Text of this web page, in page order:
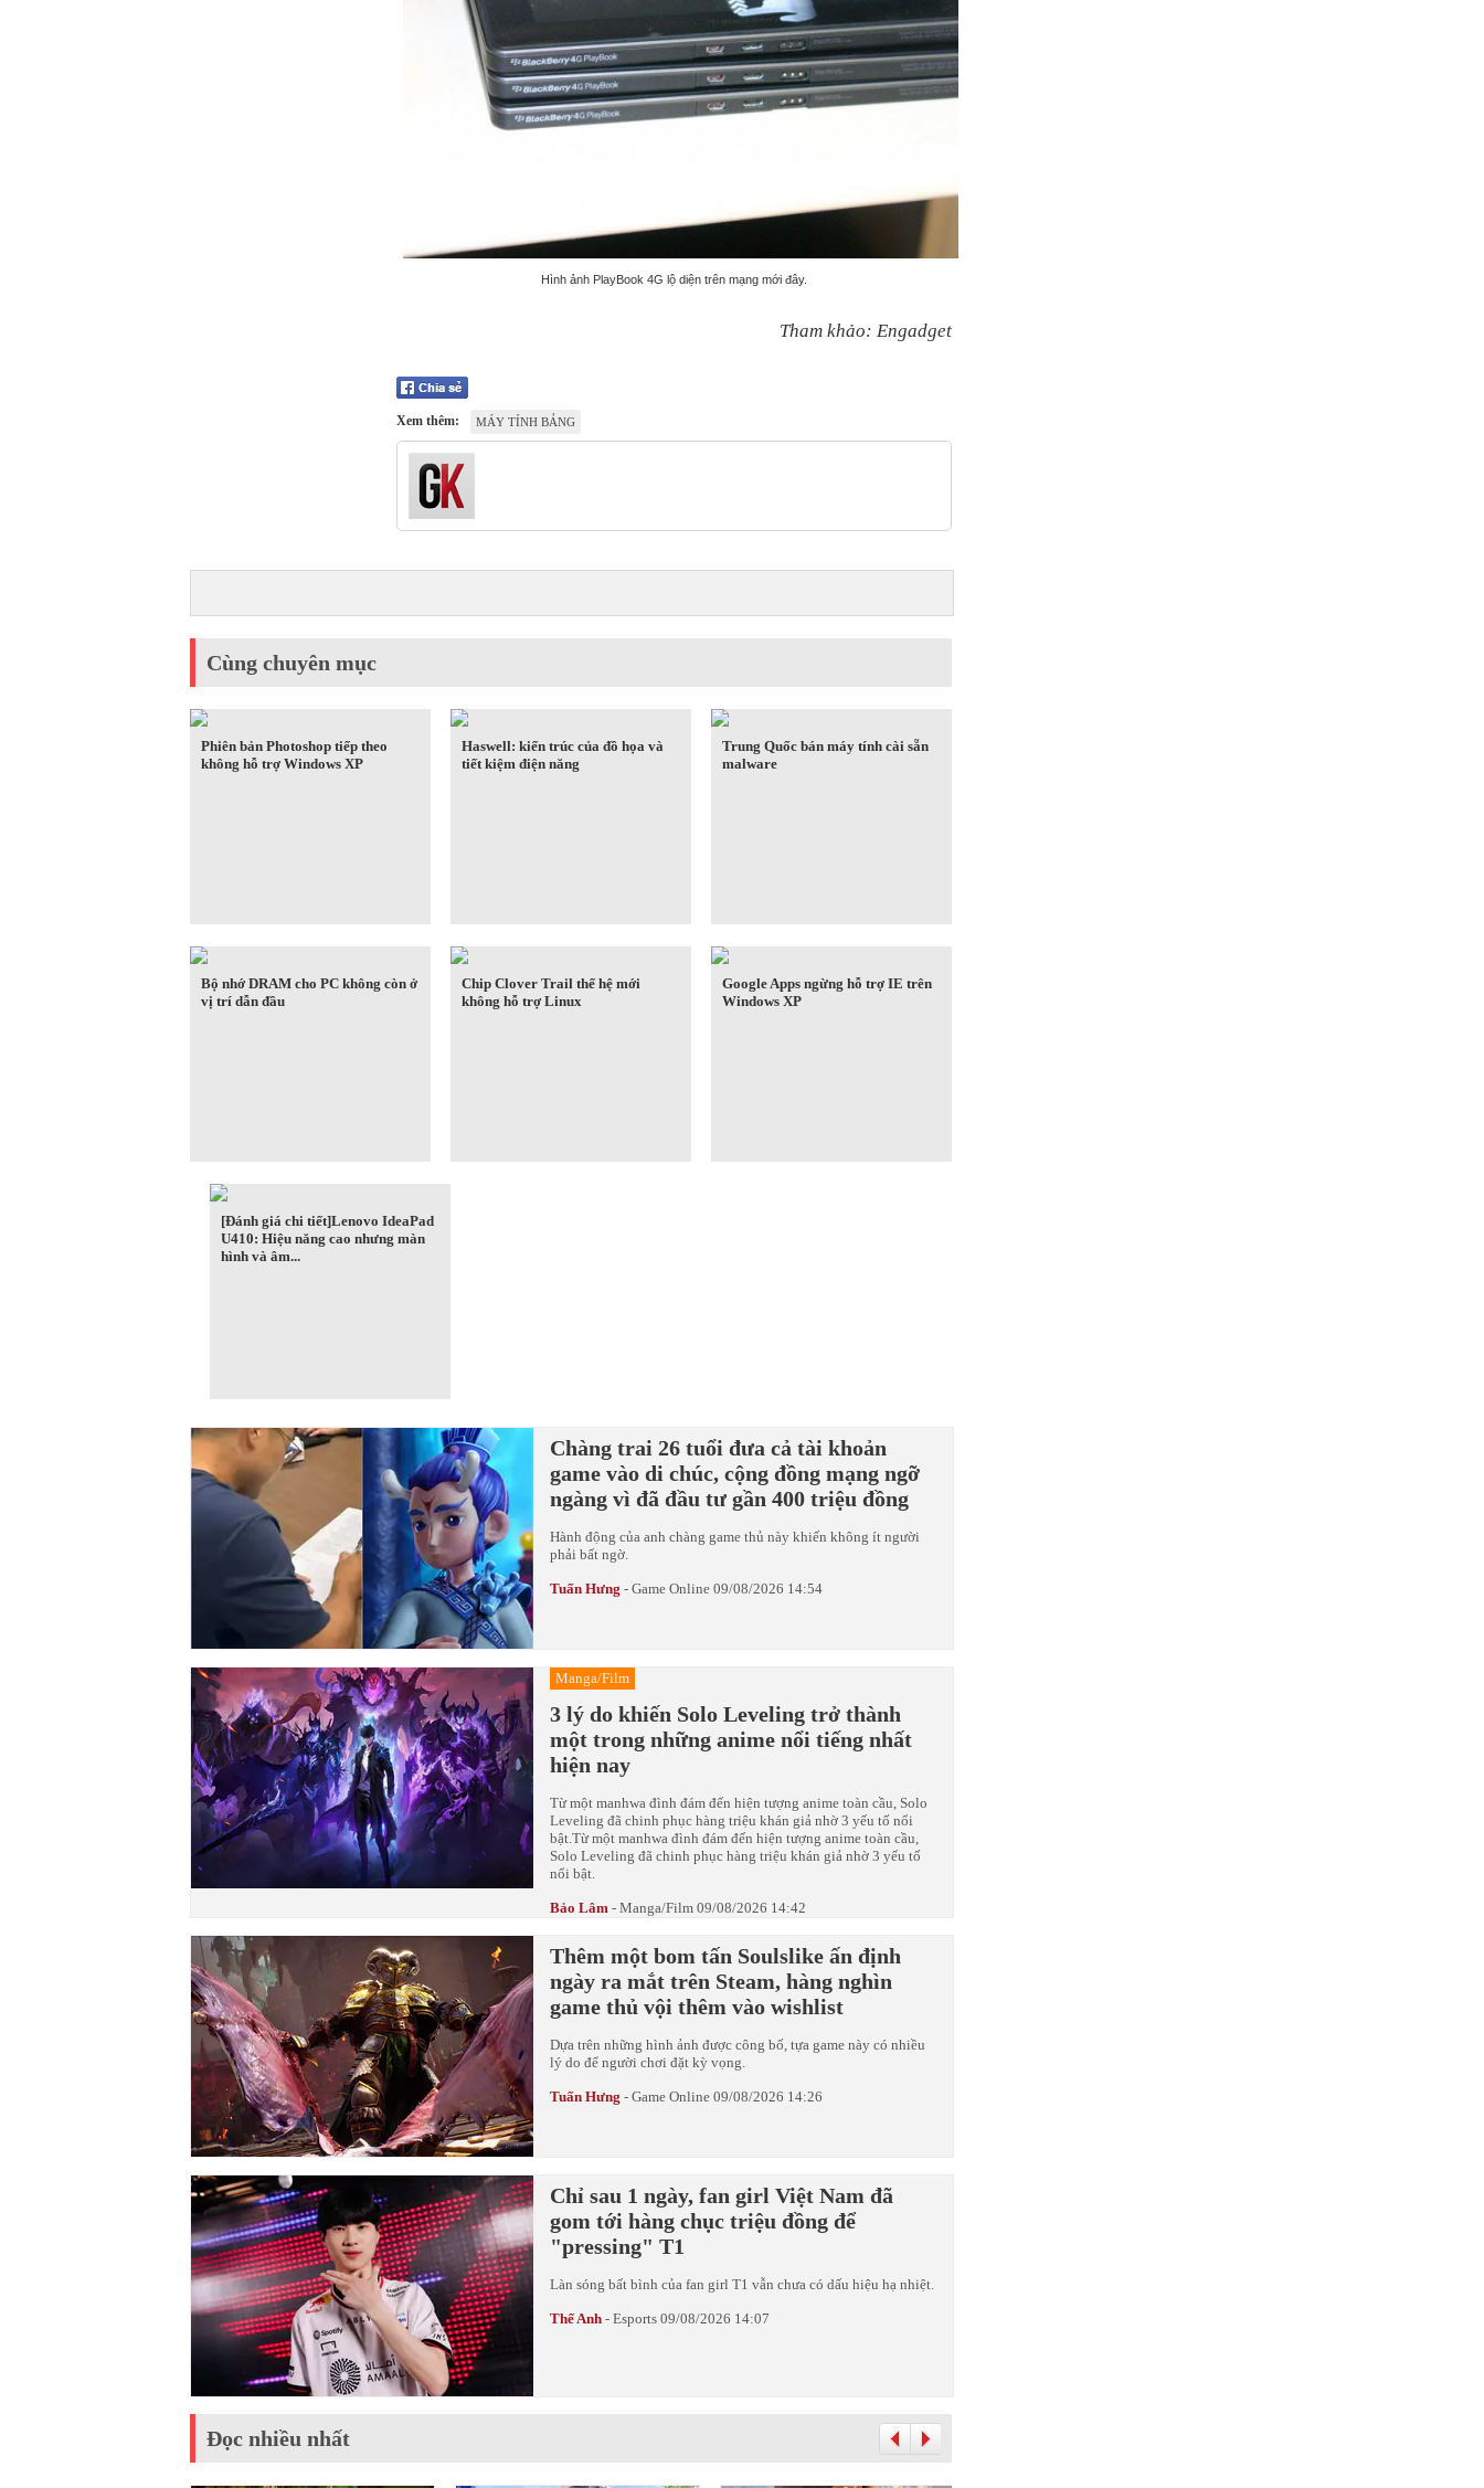
Hình ảnh PlayBook 4G lộ diện trên mạng mới đây.
Tham khảo: Engadget
Xem thêm: MÁY TÍNH BẢNG
Cùng chuyên mục
Phiên bản Photoshop tiếp theo
không hỗ trợ Windows XP
Haswell: kiến trúc của đồ họa và
tiết kiệm điện năng
Trung Quốc bán máy tính cài sẵn
malware
Bộ nhớ DRAM cho PC không còn ở
vị trí dẫn đầu
Chip Clover Trail thế hệ mới
không hỗ trợ Linux
Google Apps ngừng hỗ trợ IE trên
Windows XP
[Đánh giá chi tiết]Lenovo IdeaPad
U410: Hiệu năng cao nhưng màn
hình và âm...
Chàng trai 26 tuổi đưa cả tài khoản
game vào di chúc, cộng đồng mạng ngỡ
ngàng vì đã đầu tư gần 400 triệu đồng
Hành động của anh chàng game thủ này khiến không ít người
phải bất ngờ.
Tuấn Hưng - Game Online 09/08/2026 14:54
Manga/Film
3 lý do khiến Solo Leveling trở thành
một trong những anime nổi tiếng nhất
hiện nay
Từ một manhwa đình đám đến hiện tượng anime toàn cầu, Solo
Leveling đã chinh phục hàng triệu khán giả nhờ 3 yếu tố nổi
bật.Từ một manhwa đình đám đến hiện tượng anime toàn cầu,
Solo Leveling đã chinh phục hàng triệu khán giả nhờ 3 yếu tố
nổi bật.
Bảo Lâm - Manga/Film 09/08/2026 14:42
Thêm một bom tấn Soulslike ấn định
ngày ra mắt trên Steam, hàng nghìn
game thủ vội thêm vào wishlist
Dựa trên những hình ảnh được công bố, tựa game này có nhiều
lý do để người chơi đặt kỳ vọng.
Tuấn Hưng - Game Online 09/08/2026 14:26
Chỉ sau 1 ngày, fan girl Việt Nam đã
gom tới hàng chục triệu đồng để
"pressing" T1
Làn sóng bất bình của fan girl T1 vẫn chưa có dấu hiệu hạ nhiệt.
Thế Anh - Esports 09/08/2026 14:07
Đọc nhiều nhất